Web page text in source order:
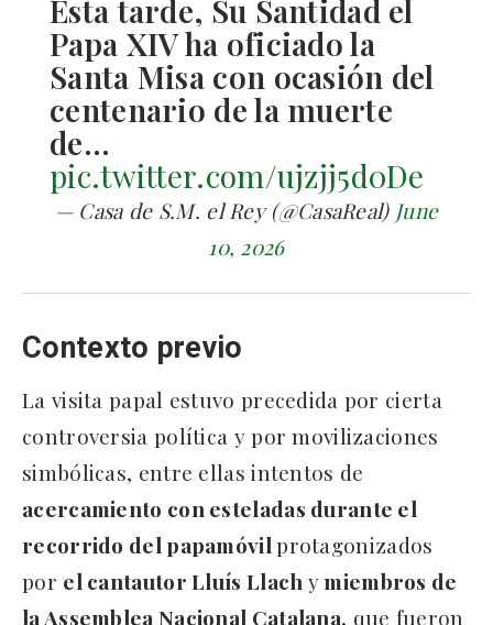
Esta tarde, Su Santidad el
Papa XIV ha oficiado la
Santa Misa con ocasión del
centenario de la muerte
de…
pic.twitter.com/ujzjj5d0De
— Casa de S.M. el Rey (@CasaReal) June
10, 2026
Contexto previo
La visita papal estuvo precedida por cierta
controversia política y por movilizaciones
simbólicas, entre ellas intentos de
acercamiento con esteladas durante el
recorrido del papamóvilprotagonizados
por el cantautor Lluís Llach ymiembros de
la Assemblea Nacional Catalana, que fueron